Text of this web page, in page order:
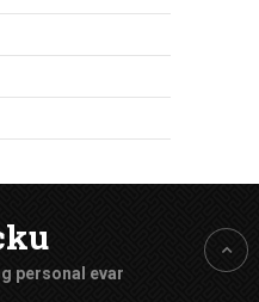
personal evar